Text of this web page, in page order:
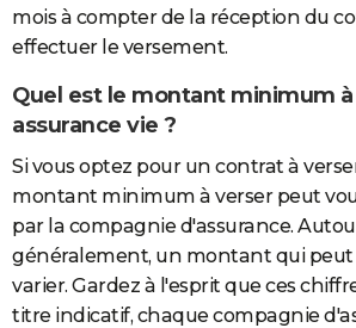
mois à compter de la réception du
effectuer le versement.
Quel est le montant minimum
assurance vie ?
Si vous optez pour un contrat à
montant minimum à verser peut
par la compagnie d'assurance.
généralement, un montant qui
varier. Gardez à l'esprit que ces
titre indicatif, chaque compagnie